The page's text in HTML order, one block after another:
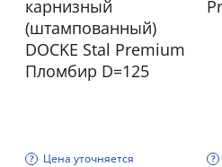
Цена уточняется